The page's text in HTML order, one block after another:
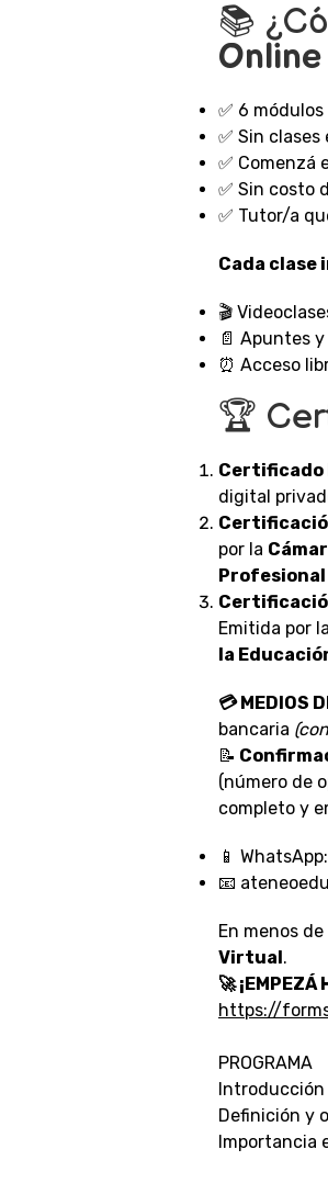
📚
✅ 6
✅ Sin
✅ Comenzá
✅ Sin costo
✅ Tutor/a
Cada clase
🎬
📄 Apuntes
⏰ Acceso
🏆
Certificado
digital
por la
Emitida por la
la
💳 MEDIOS
bancaria
📝
(número de
completo y
📱
📧
En menos
Virtual.
🚀 ¡EMPEZÁ
https://
PROGRAMA
Introducción
Definición y
Importancia